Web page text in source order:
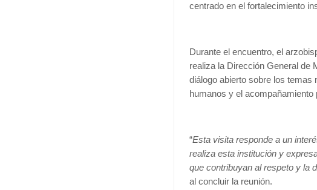
centrado en el fortalecimiento
Durante el encuentro, el
realiza la Dirección General de
diálogo abierto sobre los temas
humanos y el
“Esta visita responde a un
realiza esta institución y
que contribuyan al respeto y la
al concluir la reunión.